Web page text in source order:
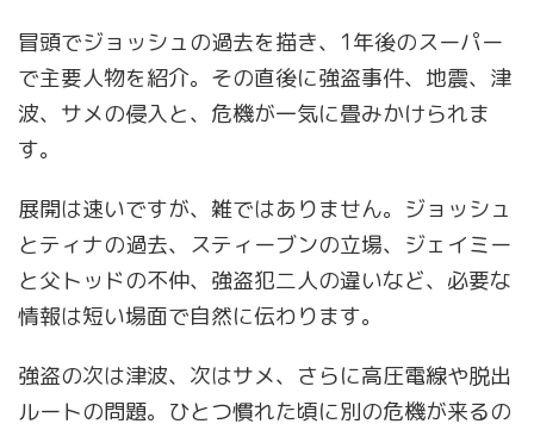
冒頭でジョッシュの過去を描き、1年後のスーパー
で主要人物を紹介。その直後に強盗事件、地震、津
波、サメの侵入と、危機が一気に畳みかけられま
す。
展開は速いですが、雑ではありません。ジョッシュ
とティナの過去、スティーブンの立場、ジェイミー
と父トッドの不仲、強盗犯二人の違いなど、必要な
情報は短い場面で自然に伝わります。
強盗の次は津波、次はサメ、さらに高圧電線や脱出
ルートの問題。ひとつ慣れた頃に別の危機が来るの